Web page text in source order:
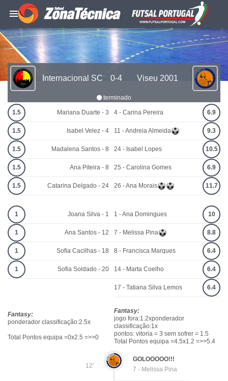
Internacional SC 0-4 Viseu 2001
terminado
1.5 Mariana Duarte - 3
1.5 Isabel Velez - 4
1.5 Madalena Santos - 8
1.5 Ana Piteira - 8
1.5 Catarina Delgado - 24
4 - Carina Pereira 6.9
11 - Andreia Almeida 9.3
24 - Isabel Lopes 10.5
25 - Carolina Gomes 6.9
26 - Ana Morais 11.7
1 Joana Silva - 1
1 Ana Santos - 12
1 Sofia Cacilhas - 18
1 Sofia Soldado - 20
1 - Ana Domingues 10
7 - Melissa Pina 8.8
8 - Francisca Marques 6.4
14 - Marta Coelho 6.4
17 - Tatiana Silva Lemos 6.4
Fantasy:
ponderador classificação:2.5x
Total Pontos equipa =0x2.5 =>>0
Fantasy:
jogo fora:1.2xponderador
classificação:1x
pontos: vitoria = 3 sem sofrer = 1.5
Total Pontos equipa =4.5x1.2 =>>5.4
12'
GOLOOOOO!!!
7 - Melissa Pina